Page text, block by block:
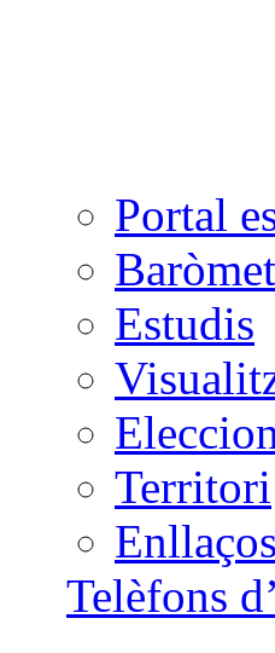
Portal
Estudis
Territori
Telèfons